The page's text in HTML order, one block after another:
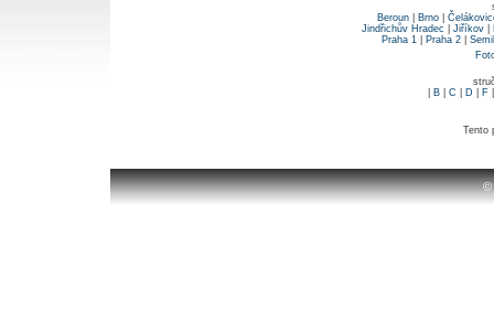
Beroun| Brno|
Jindřichův Hradec
Jiříkov
Praha 1
Praha 2
B| C D F
Tento
©